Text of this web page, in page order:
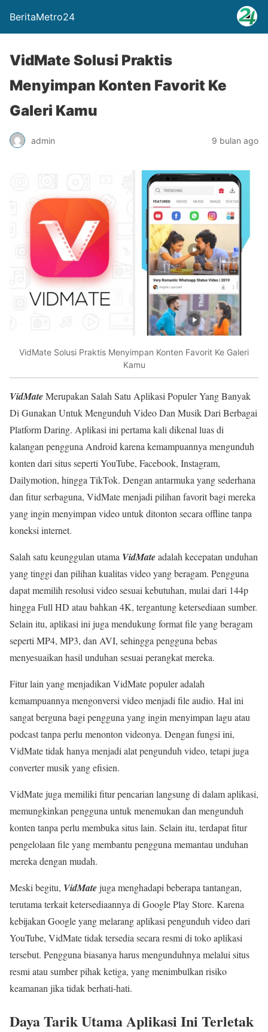
BeritaMetro24
VidMate Solusi Praktis
Menyimpan Konten Favorit Ke
Galeri Kamu
admin 9 bulan ago
VidMate Solusi Praktis Menyimpan Konten Favorit Ke Galeri
Kamu
VidMateMerupakan Salah Satu Aplikasi Populer Yang Banyak
Di Gunakan Untuk Mengunduh Video Dan Musik Dari Berbagai
Platform Daring. Aplikasi ini pertama kali dikenal luas di
kalangan pengguna Android karena kemampuannya mengunduh
konten dari situs seperti YouTube, Facebook, Instagram,
Dailymotion, hingga TikTok. Dengan antarmuka yang sederhana
dan fitur serbaguna, VidMate menjadi pilihan favorit bagi mereka
yang ingin menyimpan video untuk ditonton secara offline tanpa
koneksi internet.
Salah satu keunggulan utama VidMateadalah kecepatan unduhan
yang tinggi dan pilihan kualitas video yang beragam. Pengguna
dapat memilih resolusi video sesuai kebutuhan, mulai dari 144p
hingga Full HD atau bahkan 4K, tergantung ketersediaan sumber.
Selain itu, aplikasi ini juga mendukung format file yang beragam
seperti MP4, MP3, dan AVI, sehingga pengguna bebas
menyesuaikan hasil unduhan sesuai perangkat mereka.
Fitur lain yang menjadikan VidMate populer adalah
kemampuannya mengonversi video menjadi file audio. Hal ini
sangat berguna bagi pengguna yang ingin menyimpan lagu atau
podcast tanpa perlu menonton videonya. Dengan fungsi ini,
VidMate tidak hanya menjadi alat pengunduh video, tetapi juga
converter musik yang efisien.
VidMate juga memiliki fitur pencarian langsung di dalam aplikasi,
memungkinkan pengguna untuk menemukan dan mengunduh
konten tanpa perlu membuka situs lain. Selain itu, terdapat fitur
pengelolaan file yang membantu pengguna memantau unduhan
mereka dengan mudah.
Meski begitu, VidMatejuga menghadapi beberapa tantangan,
terutama terkait ketersediaannya di Google Play Store. Karena
kebijakan Google yang melarang aplikasi pengunduh video dari
YouTube, VidMate tidak tersedia secara resmi di toko aplikasi
tersebut. Pengguna biasanya harus mengunduhnya melalui situs
resmi atau sumber pihak ketiga, yang menimbulkan risiko
keamanan jika tidak berhati-hati.
Daya Tarik Utama Aplikasi Ini Terletak